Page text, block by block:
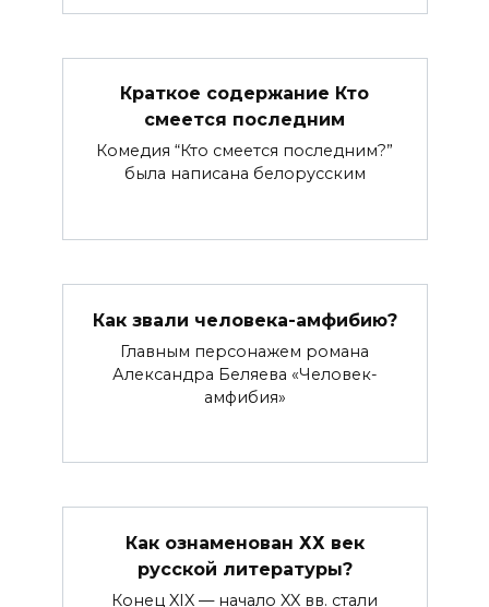
Краткое содержание Кто
смеется последним
Комедия “Кто смеется последним?”
была написана белорусским
Как звали человека-амфибию?
Главным персонажем романа
Александра Беляева «Человек-
амфибия»
Как ознаменован ХХ век
русской литературы?
Конец XIX — начало XX вв. стали